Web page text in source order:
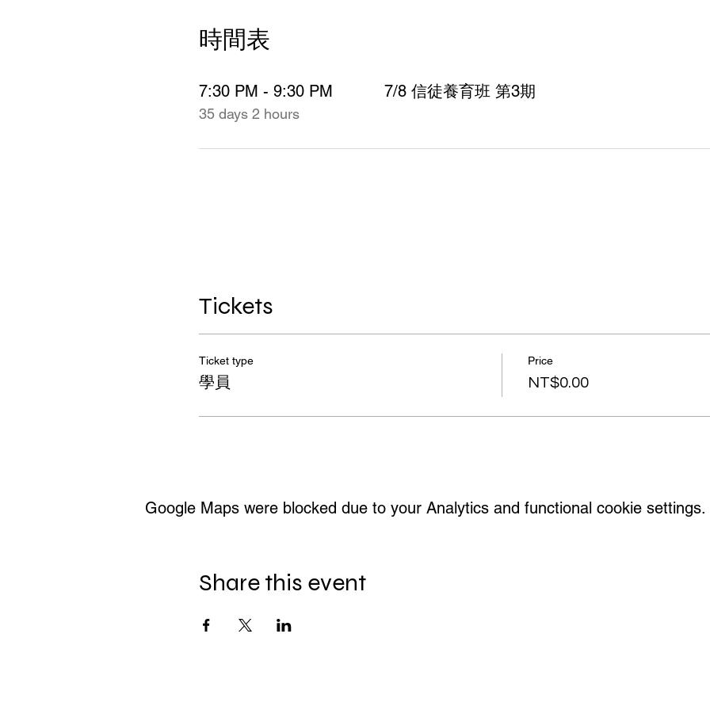
時間表
7:30 PM - 9:30 PM
35 days 2 hours
7/8 信徒養育班 第3期
Tickets
Ticket type
學員
Price
NT$0.00
Google Maps were blocked due to your Analytics and functional cookie settings.
Share this event